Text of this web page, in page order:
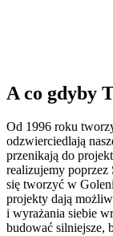
A co gdyby
Od 1996 roku
odzwierciedlają
przenikają do
realizujemy poprzez
się tworzyć w
projekty dają
i wyrażania siebie
budować silniejsze,